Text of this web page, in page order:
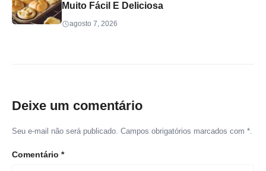
Muito Fácil E Deliciosa
agosto 7, 2026
Deixe um comentário
Seu e-mail não será publicado. Campos obrigatórios marcados com *.
Comentário *